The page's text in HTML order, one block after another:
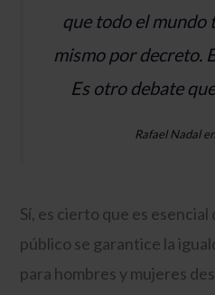
que todo el mundo
mismo por decreto.
Es otro debate
Rafael Nadal
Sí, es cierto que es
público se garantice la
para hombres y mujeres